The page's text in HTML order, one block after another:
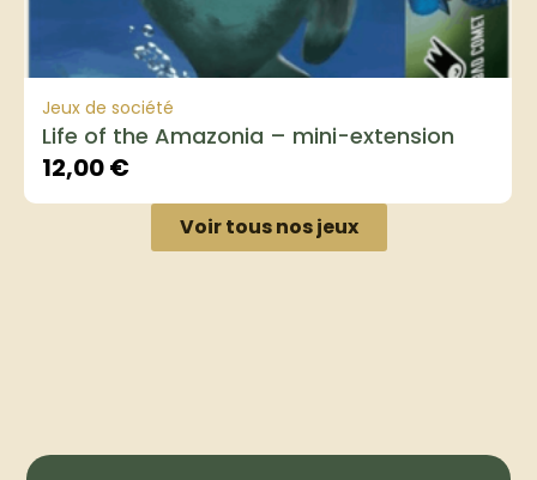
Jeux de société
Life of the Amazonia – mini-extension
12,00€
Voir tous nos jeux